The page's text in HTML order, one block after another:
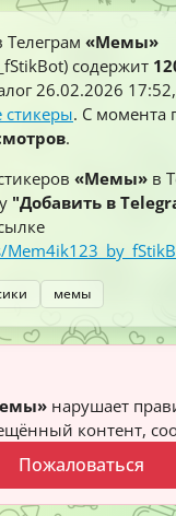
Телеграм «Мемы»
содержит
26.02.2026 17:52
стикеры. С момента
.
«Мемы» в
"Добавить в
мемы
нарушает
контент,
Пожаловаться